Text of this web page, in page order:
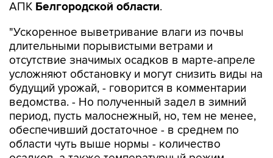
АПК Белгородской области.
"Ускоренное выветривание влаги из почвы
длительными порывистыми ветрами и
отсутствие значимых осадков в марте-апреле
усложняют обстановку и могут снизить виды на
будущий урожай, - говорится в комментарии
ведомства. - Но полученный задел в зимний
период, пусть малоснежный, но, тем не менее,
обеспечивший достаточное - в среднем по
области чуть выше нормы - количество